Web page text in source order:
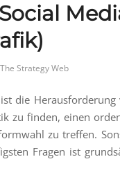
The Strategy Web
die
zu finden, einen
zu treffen.
Fragen ist